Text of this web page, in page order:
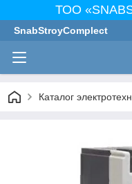
ТОО
SnabStroyComplect
Каталог